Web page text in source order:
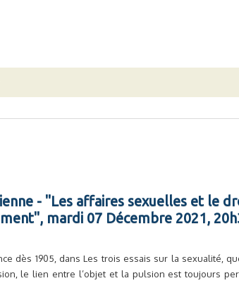
- "Les affaires sexuelles et le
mardi 07 Décembre 2021,
dès 1905, dans Les trois essais sur la sexualité,
le lien entre l’objet et la pulsion est toujours